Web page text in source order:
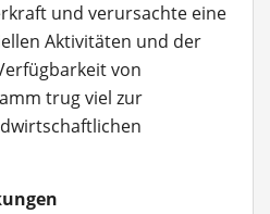
und verursachte eine
Aktivitäten und der
von
trug viel zur